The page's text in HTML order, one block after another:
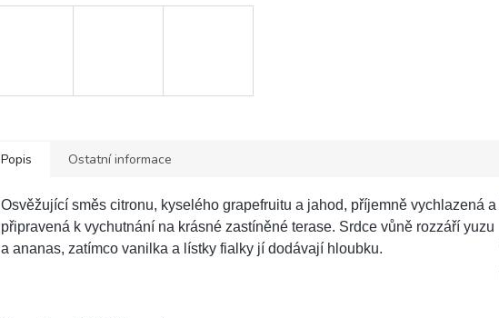
Popis Ostatní informace
Osvěžující směs citronu, kyselého grapefruitu a jahod, příjemně vychlazená a
připravená k vychutnání na krásné zastíněné terase. Srdce vůně rozzáří yuzu
a ananas, zatímco vanilka a lístky fialky jí dodávají hloubku.